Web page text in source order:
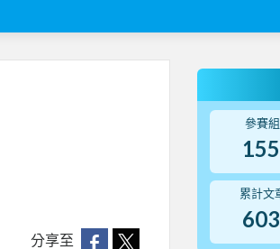
分享至
參賽
155
累計文
603